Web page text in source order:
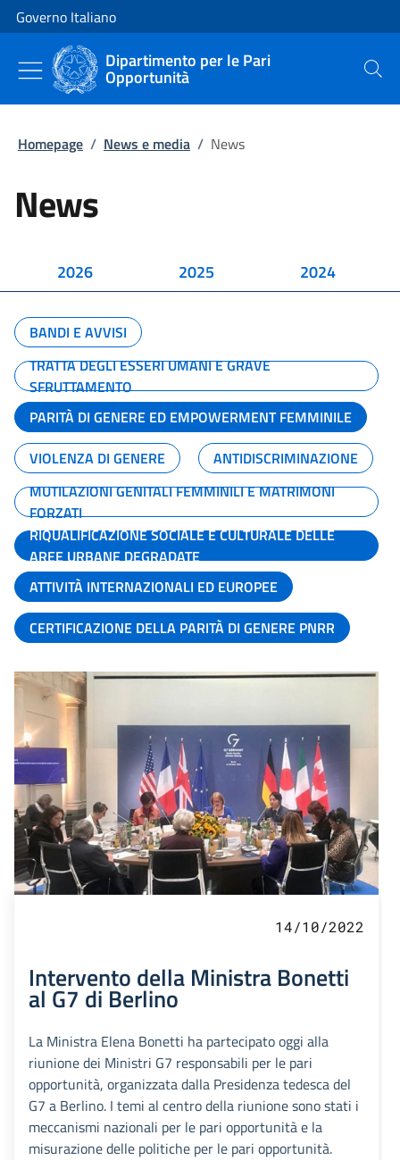
Vai al contenuto
Vai alla navigazione del sito
Governo Italiano
Dipartimento per le Pari
Opportunità Cerca
Homepage / News e media / News
News
2026 2025 2024
BANDI E AVVISI
TRATTA DEGLI ESSERI UMANI E GRAVE
SFRUTTAMENTO
PARITÀ DI GENERE ED EMPOWERMENT FEMMINILE
VIOLENZA DI GENERE
ANTIDISCRIMINAZIONE
MUTILAZIONI GENITALI FEMMINILI E MATRIMONI
FORZATI
RIQUALIFICAZIONE SOCIALE E CULTURALE DELLE
AREE URBANE DEGRADATE
ATTIVITÀ INTERNAZIONALI ED EUROPEE
CERTIFICAZIONE DELLA PARITÀ DI GENERE PNRR
14/10/2022
Intervento della Ministra Bonetti
al G7 di Berlino
La Ministra Elena Bonetti ha partecipato oggi alla
riunione dei Ministri G7 responsabili per le pari
opportunità, organizzata dalla Presidenza tedesca del
G7 a Berlino. I temi al centro della riunione sono stati i
meccanismi nazionali per le pari opportunità e la
misurazione delle politiche per le pari opportunità.